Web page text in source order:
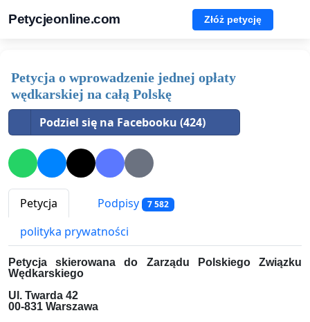
Petycjeonline.com Złóż petycję
Petycja o wprowadzenie jednej opłaty
wędkarskiej na całą Polskę
Podziel się na Facebooku (424)
Petycja Podpisy 7 582
polityka prywatności
Petycja skierowana do Zarządu Polskiego Związku
Wędkarskiego
Ul. Twarda 42
00-831 Warszawa